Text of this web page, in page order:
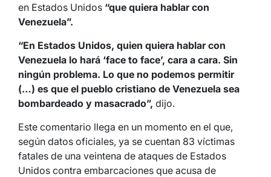
en Estados Unidos “que quiera hablar con
Venezuela”.
“En Estados Unidos, quien quiera hablar con
Venezuela lo hará ‘face to face’, cara a cara. Sin
ningún problema. Lo que no podemos permitir
(…) es que el pueblo cristiano de Venezuela sea
bombardeado y masacrado”, dijo.
Este comentario llega en un momento en el que,
según datos oficiales, ya se cuentan 83 víctimas
fatales de una veintena de ataques de Estados
Unidos contra embarcaciones que acusa de